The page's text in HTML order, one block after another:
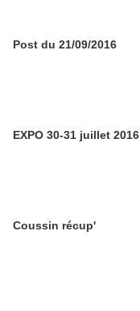
Post du 21/09/2016
EXPO 30-31 juillet 2016
Coussin récup'